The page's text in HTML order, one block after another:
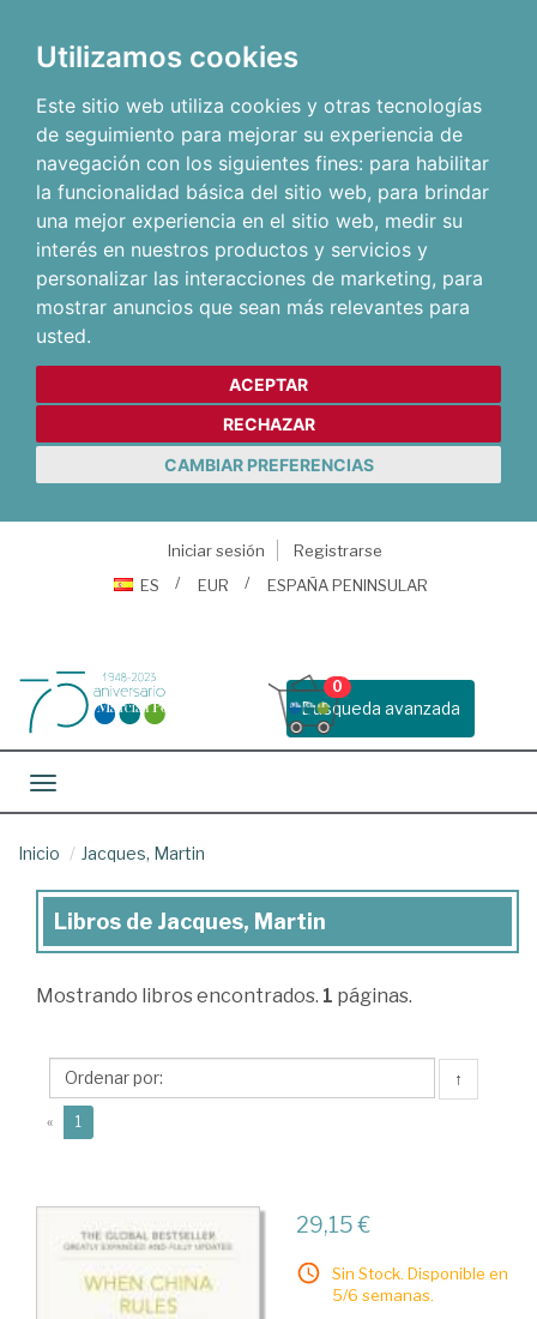
Utilizamos cookies
Este sitio web utiliza cookies y otras tecnologías
de seguimiento para mejorar su experiencia de
navegación con los siguientes fines: para habilitar
la funcionalidad básica del sitio web, para brindar
una mejor experiencia en el sitio web, medir su
interés en nuestros productos y servicios y
personalizar las interacciones de marketing, para
mostrar anuncios que sean más relevantes para
usted.
ACEPTAR
RECHAZAR
CAMBIAR PREFERENCIAS
Iniciar sesión
Registrarse
ES
EUR ESPAÑA PENINSULAR
Busqueda avanzada
0
Toggle navigation
Inicio Jacques, Martin
Libros
Jacques,
Libros de Jacques, Martin
Mostrando libros encontrados. 1 páginas.
↑
« 1
29,15 €
Sin Stock. Disponible en
5/6 semanas.